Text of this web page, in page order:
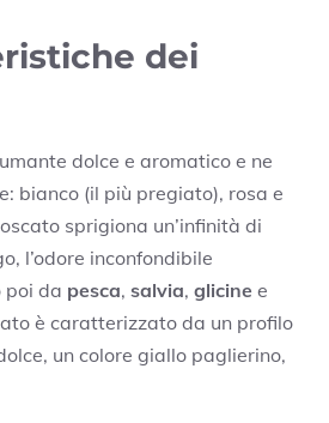
dei
dolce e aromatico e ne
bianco (il più pregiato), rosa e
sprigiona un’infinità di
l’odore inconfondibile
poi da pesca, salvia, glicine e
è caratterizzato da un profilo
un colore giallo paglierino,